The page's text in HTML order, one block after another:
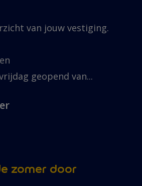
van jouw vestiging.
geopend van...
zomer door